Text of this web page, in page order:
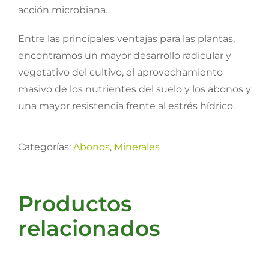
acción microbiana.
Entre las principales ventajas para las plantas,
encontramos un mayor desarrollo radicular y
vegetativo del cultivo, el aprovechamiento
masivo de los nutrientes del suelo y los abonos y
una mayor resistencia frente al estrés hídrico.
Categorías: Abonos, Minerales
Productos
relacionados